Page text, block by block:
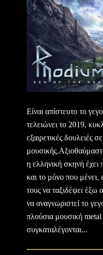
Είναι απίστευτο το
τελειώνει το 2019,
εξαιρετικές δουλειές
η ελληνική σκηνή έχει
και το μόνο που μένει,
τους να ταξιδέψει έξω
να αναγνωριστεί το
πλούσια μουσική
συγκαταλέγονται...